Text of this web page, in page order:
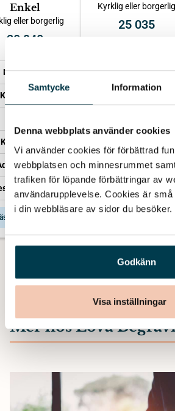
Samtycke Information
Denna webbplats använder cookies
Vi använder cookies för förbättrad
webbplatsen och minnesrummet
trafiken för löpande förbättringar av
användarupplevelse. Cookies är
i din webbläsare av sidor du besöker.
Godkänn
Visa inställningar
Enkel
eller borgerlig
20 940
Minnesrum
Kista – Enkel
Kistläggning
från Lova
mer & få offert
Kyrklig eller borgerlig
25 035
Transport
Kistläggning
Administration
Mer hos Lova